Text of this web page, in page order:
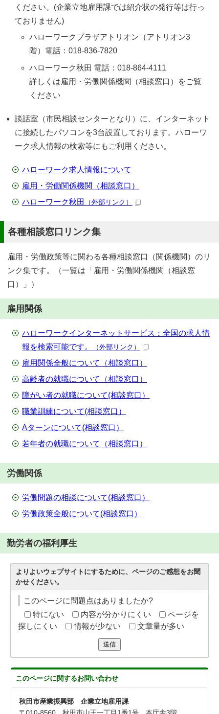
ください。(企業立地雇用課では紹介状の発行等は行っ
ておりません)
ハローワークプラザアトリオン（アトリオン3
階）電話：018-836-7820
ハローワーク秋田 電話：018-864-4111
詳しくは雇用・労働関係機関（相談窓口）をご覧
ください
談話室（市民相談センターとなり）に、インターネット
に接続したパソコンを3台設置しております。ハローワ
ーク求人情報の検索等にもご利用ください。
ハローワーク求人情報について
雇用・労働関係機関（相談窓口）
ハローワーク秋田
（外部リンク）
各種相談窓口リンク集
雇用・労働政策等に関わる各種相談窓口（関係機関）のリ
ンク集です。（一覧は「雇用・労働関係機関（相談窓
口）」）
雇用関係
ハローワークインターネットサービス：全国の求人情
報を検索可能です。
（外部リンク）
雇用関係全般について（相談窓口）
高齢者の就職について（相談窓口）
障がい者の就職について(相談窓口）
職業訓練について(相談窓口）
Aターンについて(相談窓口）
若年者の就職について（相談窓口）
労働関係
労働問題の相談について(相談窓口）
労働政策全般について(相談窓口）
勤労者の福利厚生
よりよいウェブサイトにするために、ページのご感想をお聞
かせください。
このページに問題点はありましたか?
特にない
内容が分かりにくい
ページを
探しにくい
情報が少ない 文章量が多い
送信
このページに関するお問い合わせ
秋田市産業振興部 企業立地雇用課